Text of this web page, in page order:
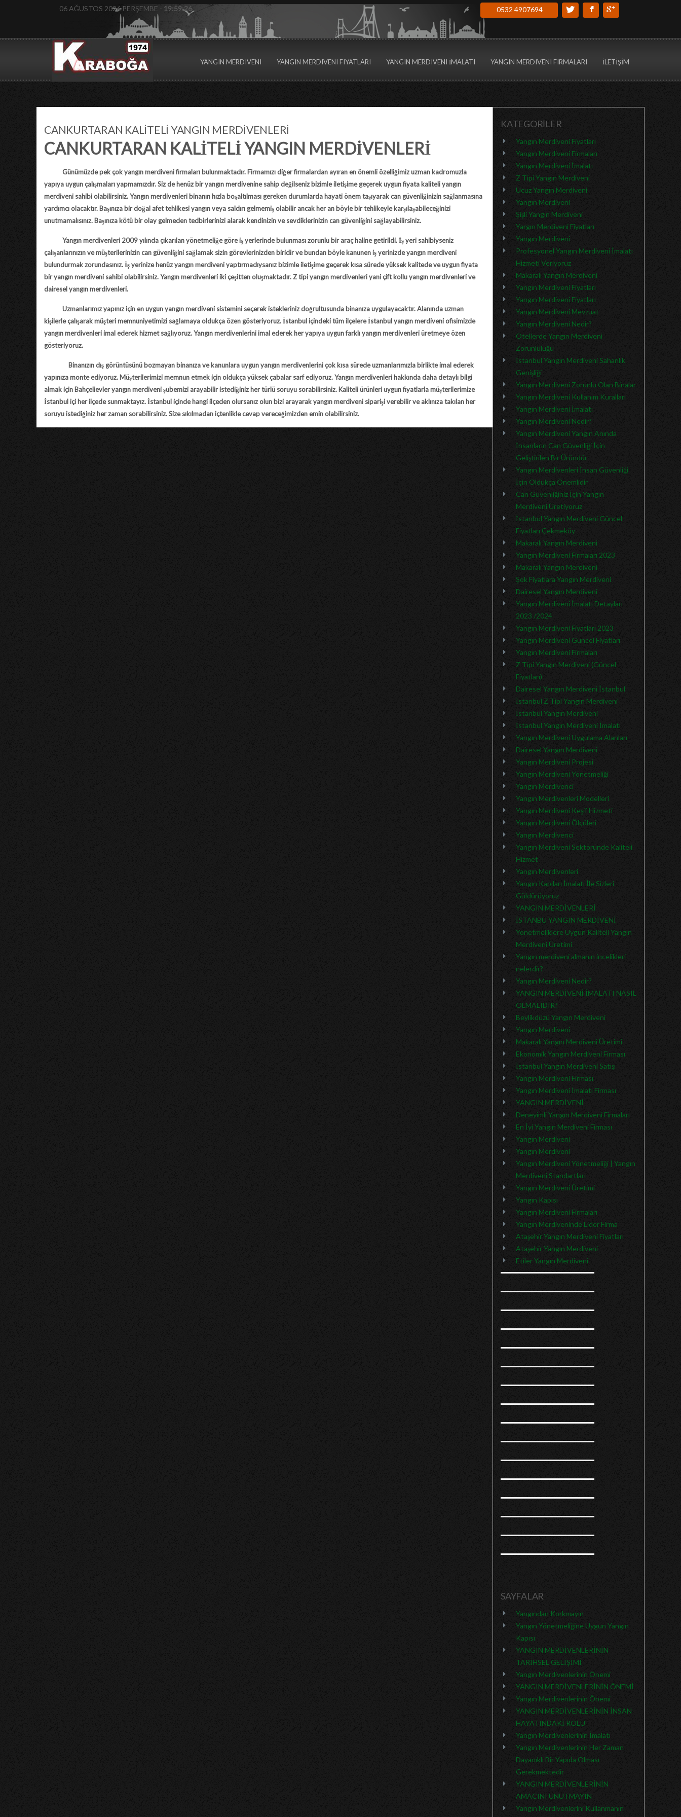
06 AĞUSTOS 2026 PERŞEMBE - 19:59:27 0532 4907694
YANGIN MERDIVENI YANGIN MERDIVENI FIYATLARI YANGIN MERDIVENI İMALATI YANGIN MERDIVENI FIRMALARI İLETİŞİM
CANKURTARAN KALİTELİ YANGIN MERDİVENLERİ
CANKURTARAN KALİTELİ YANGIN MERDİVENLERİ
Günümüzde pek çokyangın merdiveni firmaları bulunmaktadır. Firmamızı diğer firmalardan ayıran en önemli özelliğimiz uzman kadromuzla
yapıya uygun çalışmaları yapmamızdır. Siz de henüz bir yangın merdivenine sahip değilseniz bizimle iletişime geçerek uygun fiyata kaliteli yangın
merdiveni sahibi olabilirsiniz. Yangın merdivenleri binanın hızla boşaltılması gereken durumlarda hayati önem taşıyarak can güvenliğinizin sağlanmasına
yardımcı olacaktır. Başınıza bir doğal afet tehlikesi yangın veya saldırı gelmemiş olabilir ancak her an böyle bir tehlikeyle karşılaşabileceğinizi
unutmamalısınız. Başınıza kötü bir olay gelmeden tedbirlerinizi alarak kendinizin ve sevdiklerinizin can güvenliğini sağlayabilirsiniz.
Yangın merdivenleri 2009 yılında çıkarılan yönetmeliğe göre iş yerlerinde bulunması zorunlu bir araç haline getirildi. İş yeri sahibiyseniz
çalışanlarınızın ve müşterilerinizin can güvenliğini sağlamak sizin görevlerinizden biridir ve bundan böyle kanunen iş yerinizde yangın merdiveni
bulundurmak zorundasınız. İş yerinize henüz yangın merdiveni yaptırmadıysanız bizimle iletişime geçerek kısa sürede yüksek kalitede ve uygun fiyata
bir yangın merdiveni sahibi olabilirsiniz. Yangın merdivenleri iki çeşitten oluşmaktadır. Z tipi yangın merdivenleri yani çift kollu yangın merdivenleri ve
dairesel yangın merdivenleri.
Uzmanlarımız yapınız için en uygun yangın merdiveni sistemini seçerek istekleriniz doğrultusunda binanıza uygulayacaktır. Alanında uzman
kişilerle çalışarak müşteri memnuniyetimizi sağlamaya oldukça özen gösteriyoruz. İstanbul içindeki tüm ilçelereİstanbul yangın merdiveniofisimizde
yangın merdivenleri imal ederek hizmet sağlıyoruz. Yangın merdivenlerini imal ederek her yapıya uygun farklı yangın merdivenleri üretmeye özen
gösteriyoruz.
Binanızın dış görüntüsünü bozmayan binanıza ve kanunlara uygun yangın merdivenlerini çok kısa sürede uzmanlarımızla birlikte imal ederek
yapınıza monte ediyoruz. Müşterilerimizi memnun etmek için oldukça yüksek çabalar sarf ediyoruz. Yangın merdivenleri hakkında daha detaylı bilgi
almak için Bahçelievler yangın merdivenişubemizi arayabilir istediğiniz her türlü soruyu sorabilirsiniz. Kaliteli ürünleri uygun fiyatlarla müşterilerimize
İstanbul içi her ilçede sunmaktayız. İstanbul içinde hangi ilçeden olursanız olun bizi arayarak yangın merdiveni siparişi verebilir ve aklınıza takılan her
soruyu istediğiniz her zaman sorabilirsiniz. Size sıkılmadan içtenlikle cevap vereceğimizden emin olabilirsiniz.
KATEGORİLER
Yangın Merdiveni Fiyatları
Yangın Merdiveni Firmaları
Yangın Merdiveni İmalatı
Z Tipi Yangın Merdiveni
Ucuz Yangın Merdiveni
Yangın Merdiveni
Şişli Yangın Merdiveni
Yargın Merdiveni Fiyatları
Yangın Merdiveni
Profesyonel Yangın Merdiveni İmalatı
Hizmeti Veriyoruz
Makaralı Yangın Merdiveni
Yangın Merdiveni Fiyatları
Yangın Merdiveni Fiyatları
Yangın Merdiveni Mevzuat
Yangın Merdiveni Nedir?
Otellerde Yangın Merdiveni
Zorunluluğu
İstanbul Yangın Merdiveni Sahanlık
Genişliği
Yangın Merdiveni Zorunlu Olan Binalar
Yangın Merdiveni Kullanım Kuralları
Yangın Merdiveni İmalatı
Yangın Merdiveni Nedir?
Yangın Merdiveni Yangın Anında
İnsanların Can Güvenliği İçin
Geliştirilen Bir Üründür
Yangın Merdivenleri İnsan Güvenliği
İçin Oldukça Önemlidir
Can Güvenliğiniz İçin Yangın
Merdiveni Üretiyoruz
İstanbul Yangın Merdiveni Güncel
Fiyatları Çekmeköy
Makaralı Yangın Merdiveni
Yangın Merdiveni Firmaları 2023
Makaralı Yangın Merdiveni
Şok Fiyatlara Yangın Merdiveni
Dairesel Yangın Merdiveni
Yangın Merdiveni İmalatı Detayları
2023 /2024
Yangın Merdiveni Fiyatları 2023
Yangın Merdiveni Güncel Fiyatları
Yangın Merdiveni Firmaları
Z Tipi Yangın Merdiveni (Güncel
Fiyatları)
Dairesel Yangın Merdiveni İstanbul
İstanbul Z Tipi Yangın Merdiveni
İstanbul Yangın Merdiveni
İstanbul Yangın Merdiveni İmalatı
Yangın Merdiveni Uygulama Alanları
Dairesel Yangın Merdiveni
Yangın Merdiveni Projesi
Yangın Merdiveni Yönetmeliği
Yangın Merdivenci
Yangın Merdivenleri Modelleri
Yangın Merdiveni Keşif Hizmeti
Yangın Merdiveni Ölçüleri
Yangın Merdivenci
Yangın Merdiveni Sektöründe Kaliteli
Hizmet
Yangın Merdivenleri
Yangın Kapıları İmalatı İle Sizleri
Güldürüyoruz
YANGIN MERDİVENLERİ
İSTANBU YANGIN MERDİVENİ
Yönetmeliklere Uygun Kaliteli Yangın
Merdiveni Üretimi
Yangın merdiveni almanın incelikleri
nelerdir?
Yangın Merdiveni Nedir?
YANGIN MERDİVENİ İMALATI NASIL
OLMALIDIR?
Beylikdüzü Yangın Merdiveni
Yangın Merdiveni
Makaralı Yangın Merdiveni Üretimi
Ekonomik Yangın Merdiveni Firması
İstanbul Yangın Merdiveni Satışı
Yangın Merdiveni Firması
Yangın Merdiveni İmalatı Firması
YANGIN MERDİVENİ
Deneyimli Yangın Merdiveni Firmaları
En İyi Yangın Merdiveni Firması
Yangın Merdiveni
Yangın Merdiveni
Yangın Merdiveni Yönetmeliği | Yangın
Merdiveni Standartları
Yangın Merdiveni Üretimi
Yangın Kapısı
Yangın Merdiveni Firmaları
Yangın Merdiveninde Lider Firma
Ataşehir Yangın Merdiveni Fiyatları
Ataşehir Yangın Merdiveni
Etiler Yangın Merdiveni
SAYFALAR
Yangından Korkmayın
Yangın Yönetmeliğine Uygun Yangın
Kapısı
YANGIN MERDİVENLERİNİN
TARİHSEL GELİŞİMİ
Yangın Merdivenlerinin Önemi
YANGIN MERDİVENLERİNİN ÖNEMİ
Yangın Merdivenlerinin Önemi
YANGIN MERDİVENLERİNİN İNSAN
HAYATINDAKİ ROLÜ
Yangın Merdivenlerinin İmalatı
Yangın Merdivenlerinin Her Zaman
Dayanıklı Bir Yapıda Olması
Gerekmektedir
YANGIN MERDİVENLERİNİN
AMACINI UNUTMAYIN
Yangın Merdivenlerini Kullanmanın